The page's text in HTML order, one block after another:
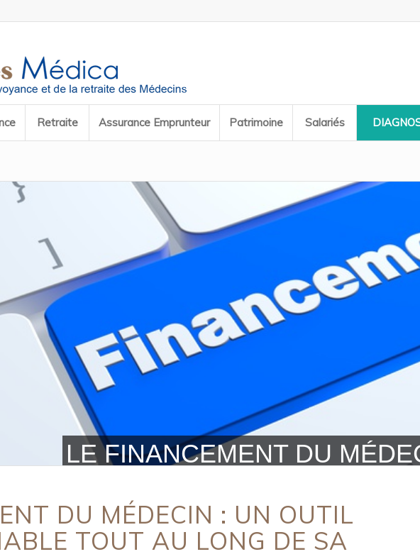
Retraite Assurance Emprunteur Patrimoine Salariés
LE FINANCEMENT DU
DU MÉDECIN : UN OUTIL
TOUT AU LONG DE SA